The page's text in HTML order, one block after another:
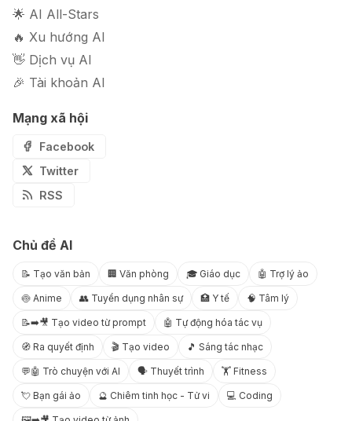
🌟 AI All-Stars
🔥 Xu hướng AI
👋 Dịch vụ AI
🎉 Tài khoản AI
Mạng xã hội
Facebook
Twitter
RSS
Chủ đề AI
📝 Tạo văn bản 🏢 Văn phòng 🎓 Giáo dục 🤖 Trợ lý ảo
🍥 Anime 👥 Tuyển dụng nhân sự 🏥 Y tế 🧠 Tâm lý
📝➡️🎥 Tạo video từ prompt 🤖 Tự động hóa tác vụ
🧭 Ra quyết định 🎬 Tạo video 🎵 Sáng tác nhạc
💬🤖 Trò chuyện với AI 🗣️ Thuyết trình 🏋️ Fitness
💘 Bạn gái ảo 🔮 Chiêm tinh học - Tử vi 💻 Coding